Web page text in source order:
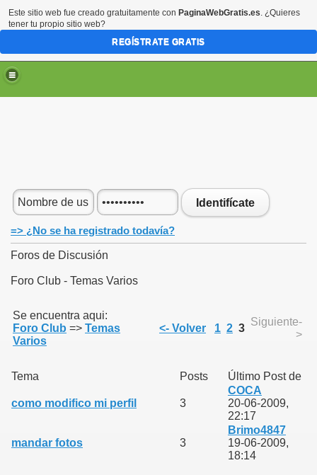
Identifícate
=> ¿No se ha registrado todavía?
Foros de Discusión
Foro Club - Temas Varios
Se encuentra aqui:
Foro Club => Temas
Varios
<- Volver 1 2 3
Siguiente-
>
Tema Posts Último Post de
como modifico mi perfil 3
COCA
20-06-2009,
22:17
mandar fotos 3
Brimo4847
19-06-2009,
18:14
Este sitio web fue creado gratuitamente con PaginaWebGratis.es. ¿Quieres
tener tu propio sitio web?
REGÍSTRATE GRATIS